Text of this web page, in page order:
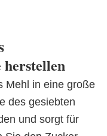
Mehl in eine große
des gesiebten
und sorgt für